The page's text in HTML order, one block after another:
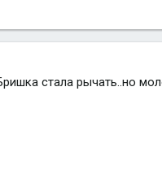
стала рычать..но